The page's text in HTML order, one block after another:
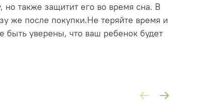
также защитит его во время сна. В
же после покупки.Не теряйте время и
быть уверены, что ваш ребенок будет